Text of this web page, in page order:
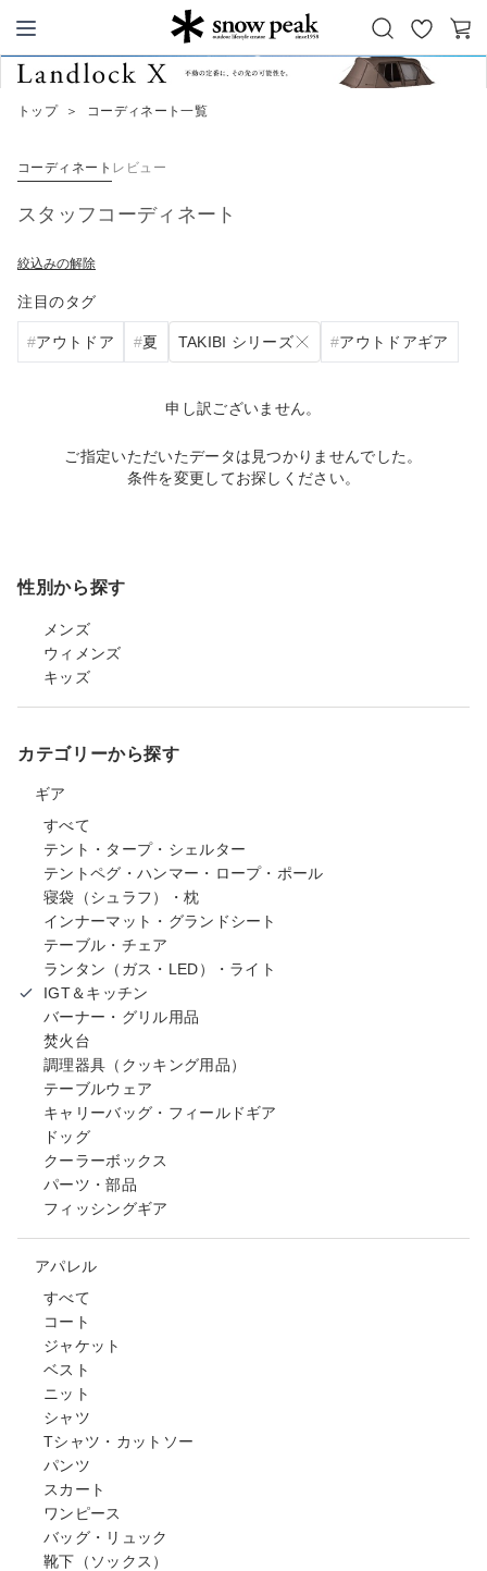
Snow Peak
お
気
カ
トップ ＞ コーディネート一覧
コーディネート レビュー
スタッフコーディネート
絞込みの解除
注目のタグ
アウトドア 夏 TAKIBI シリーズ アウトドアギア
申し訳ございません。
ご指定いただいたデータは見つかりませんでした。
条件を変更してお探しください。
性別から探す
メンズ
ウィメンズ
キッズ
カテゴリーから探す
ギア
すべて
テント・タープ・シェルター
テントペグ・ハンマー・ロープ・ポール
寝袋（シュラフ）・枕
インナーマット・グランドシート
テーブル・チェア
ランタン（ガス・LED）・ライト
IGT＆キッチン
バーナー・グリル用品
焚火台
調理器具（クッキング用品）
テーブルウェア
キャリーバッグ・フィールドギア
ドッグ
クーラーボックス
パーツ・部品
フィッシングギア
アパレル
すべて
コート
ジャケット
ベスト
ニット
シャツ
Tシャツ・カットソー
パンツ
スカート
ワンピース
バッグ・リュック
靴下（ソックス）